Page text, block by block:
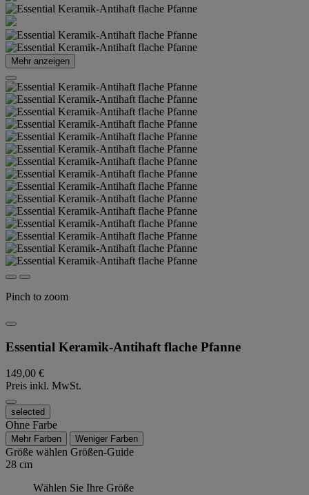
Mehr anzeigen
Pinch to zoom
Essential Keramik-Antihaft flache Pfanne
149,00 €
Preis inkl. MwSt.
selected
Ohne Farbe
Mehr Farben Weniger Farben
Größe wählen Größen-Guide
28 cm
Wählen Sie Ihre Größe